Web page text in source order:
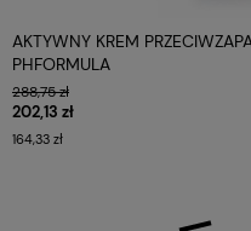
AKTYWNY KREM
PHFORMULA
288,75 zł
202,13 zł
164,33 zł